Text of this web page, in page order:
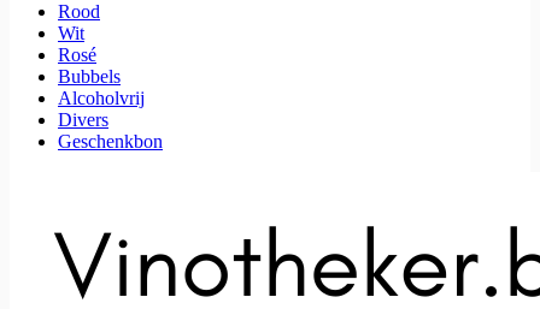
Rood
Wit
Rosé
Bubbels
Alcoholvrij
Divers
Geschenkbon